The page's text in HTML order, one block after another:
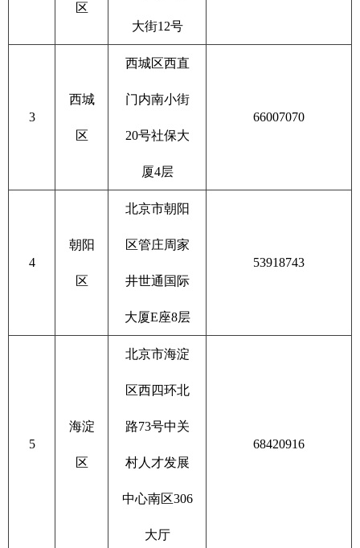
区
大街12号
3
西城
区
西城区西直
门内南小街
20号社保大
厦4层
66007070
4
朝阳
区
北京市朝阳
区管庄周家
井世通国际
大厦E座8层
53918743
5
海淀
区
北京市海淀
区西四环北
路73号中关
村人才发展
中心南区306
大厅
68420916